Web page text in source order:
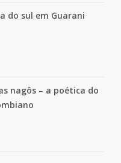
do sul em Guarani
nagôs – a poética do